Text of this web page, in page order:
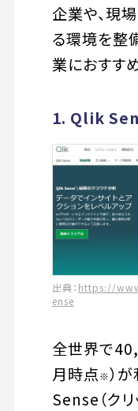
企業や、現
る環境を整
業におすす
1. Qlik
出典： https://
ense
全世界で
月時点※）
Sense（クリ